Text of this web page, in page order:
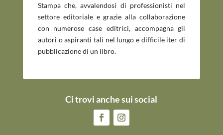
Stampa che, avvalendosi di professionisti nel
settore editoriale e grazie alla collaborazione
con numerose case editrici, accompagna gli
autori o aspiranti tali nel lungo e difficile iter di
pubblicazione di un libro.
Ci trovi anche sui social